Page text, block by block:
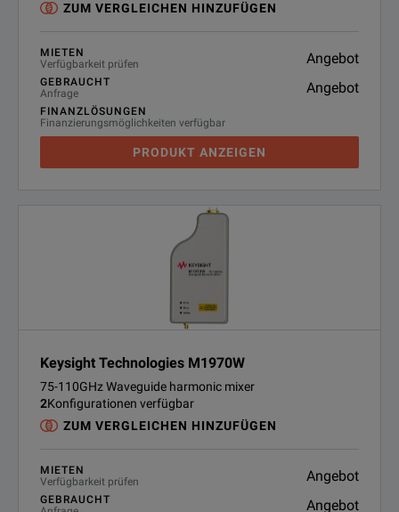
ZUM VERGLEICHEN HINZUFÜGEN
MIETEN
Verfügbarkeit prüfen
Angebot
GEBRAUCHT
Anfrage
Angebot
FINANZLÖSUNGEN
Finanzierungsmöglichkeiten verfügbar
PRODUKT ANZEIGEN
Keysight Technologies M1970W
75-110GHz Waveguide harmonic mixer
2Konfigurationen verfügbar
ZUM VERGLEICHEN HINZUFÜGEN
MIETEN
Verfügbarkeit prüfen
Angebot
GEBRAUCHT
Angebot